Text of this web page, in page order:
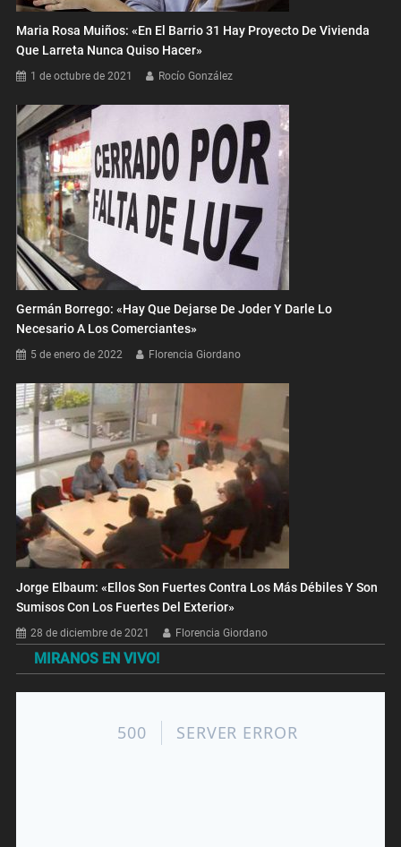
Maria Rosa Muiños: «En El Barrio 31 Hay Proyecto De Vivienda
Que Larreta Nunca Quiso Hacer»
1 de octubre de 2021 Rocío González
Germán Borrego: «Hay Que Dejarse De Joder Y Darle Lo
Necesario A Los Comerciantes»
5 de enero de 2022 Florencia Giordano
Jorge Elbaum: «Ellos Son Fuertes Contra Los Más Débiles Y Son
Sumisos Con Los Fuertes Del Exterior»
28 de diciembre de 2021 Florencia Giordano
MIRANOS EN VIVO!